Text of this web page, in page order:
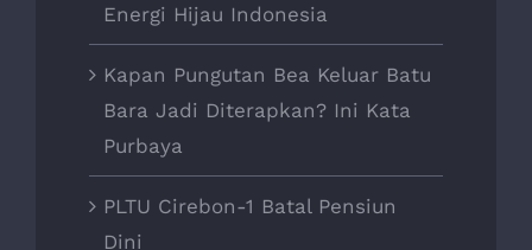
Energi Hijau Indonesia
Kapan Pungutan Bea Keluar Batu
Bara Jadi Diterapkan? Ini Kata
Purbaya
PLTU Cirebon-1 Batal Pensiun
Dini